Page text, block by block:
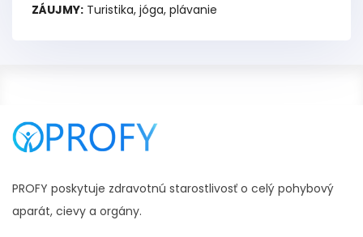
ZÁUJMY: Turistika, jóga, plávanie
PROFY poskytuje zdravotnú starostlivosť o celý pohybový
aparát, cievy a orgány.